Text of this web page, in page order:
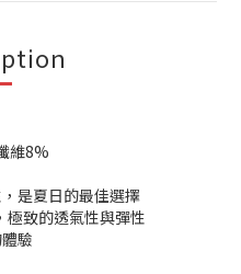
維8%
是夏日的最佳選擇
極致的透氣性與彈性
驗